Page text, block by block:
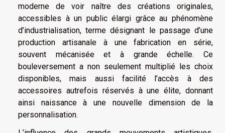
moderne de voir naître des créations originales,
accessibles à un public élargi grâce au phénomène
d’industrialisation, terme désignant le passage d’une
production artisanale à une fabrication en série,
souvent mécanisée et à grande échelle. Ce
bouleversement a non seulement multiplié les choix
disponibles, mais aussi facilité l’accès à des
accessoires autrefois réservés à une élite, donnant
ainsi naissance à une nouvelle dimension de la
personnalisation.